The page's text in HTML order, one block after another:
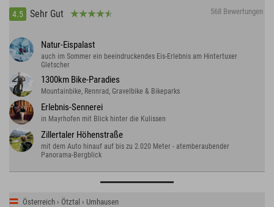
4.5
Sehr Gut 568 Bewertungen
Natur-Eispalast
auch im Sommer ein beeindruckendes Eis-Erlebnis am Hintertuxer
Gletscher
1300km Bike-Paradies
Mountainbike, Rennrad, Gravelbike & Bikeparks
Erlebnis-Sennerei
in Mayrhofen mit Blick hinter die Kulissen
Zillertaler Höhenstraße
mit dem Auto hinauf auf bis zu 2.020 Meter - atemberaubender
Panorama-Bergblick
Österreich › Ötztal › Umhausen